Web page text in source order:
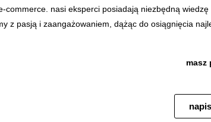
commerce. nasi eksperci posiadają niezbędną
z pasją i zaangażowaniem, dążąc do osiągnięcia
masz